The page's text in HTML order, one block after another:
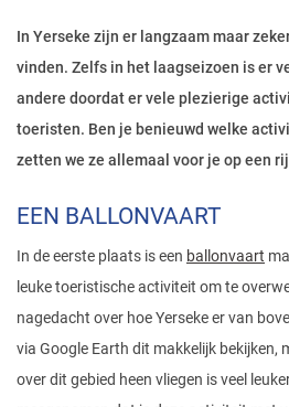
In Yerseke zijn er langzaam maar
vinden. Zelfs in het laagseizoen is er
andere doordat er vele plezierige
toeristen. Ben je benieuwd welke
zetten we ze allemaal voor je op een
EEN BALLONVAART
In de eerste plaats is een ballonvaart
leuke toeristische activiteit om te
nagedacht over hoe Yerseke er van
via Google Earth dit makkelijk bekijken,
over dit gebied heen vliegen is veel